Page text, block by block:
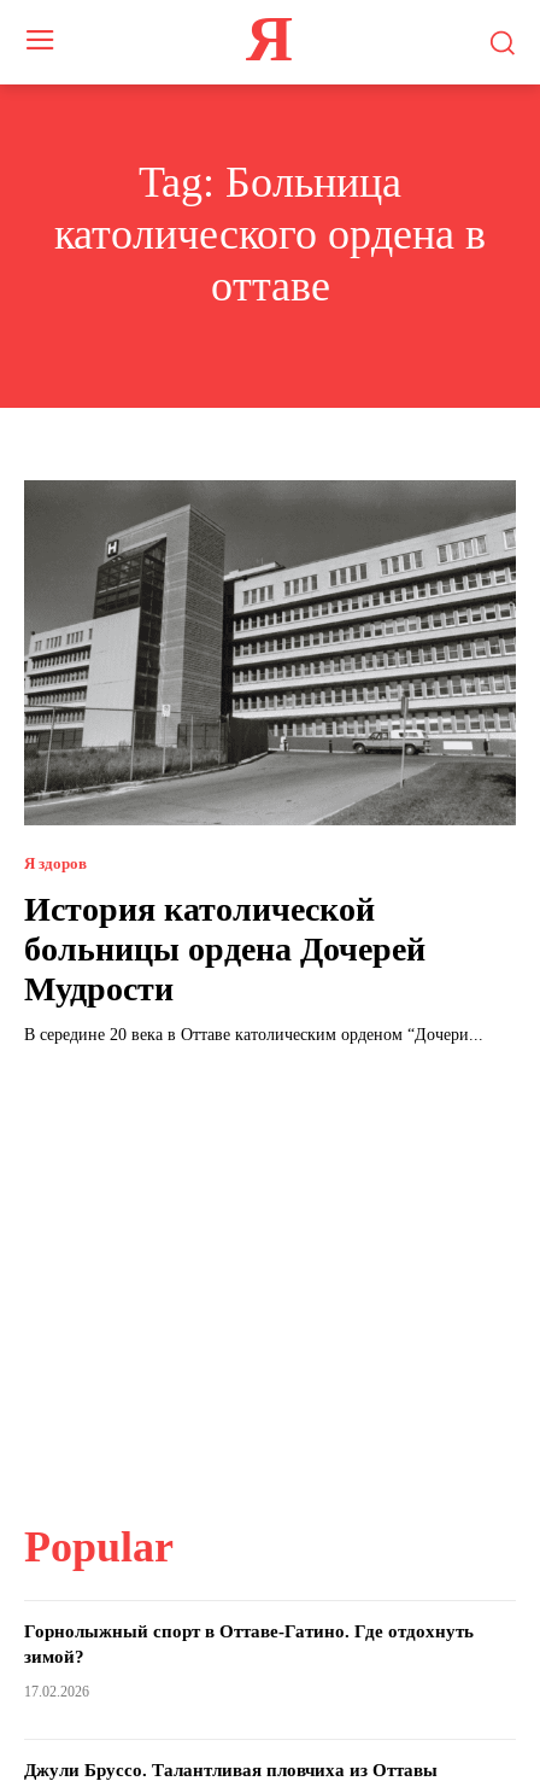
Я
Tag: Больница
католического ордена в
оттаве
Я здоров
История католической
больницы ордена Дочерей
Мудрости
В середине 20 века в Оттаве католическим орденом “Дочери...
Popular
Горнолыжный спорт в Оттаве-Гатино. Где отдохнуть
зимой?
17.02.2026
Джули Бруссо. Талантливая пловчиха из Оттавы